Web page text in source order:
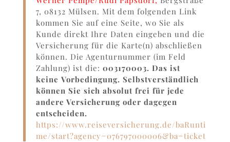
7, 08132 Mülsen. Mit dem folgenden Link
kommen Sie auf eine Seite, wo Sie als
Kunde direkt Ihre Daten eingeben und die
Versicherung für die Karte(n) abschließen
können. Die Agenturnummer (im Feld
Zahlung) ist die: 003170003. Das ist
keine Vorbedingung. Selbstverständlich
können Sie sich absolut frei für jede
andere Versicherung oder dagegen
entscheiden.
https://www.reiseversicherung.de/baRunti
me/start?agency=076797000006&ba=ticket